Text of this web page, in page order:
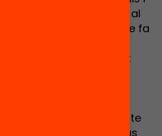
laboral? Estàs vinculat al
aprendre què és el que fa
de segona
l’abandonament
escolar i vols
reduir-los?
a tu, no te’l perdis!
per streaming l’acte
quines són les claus